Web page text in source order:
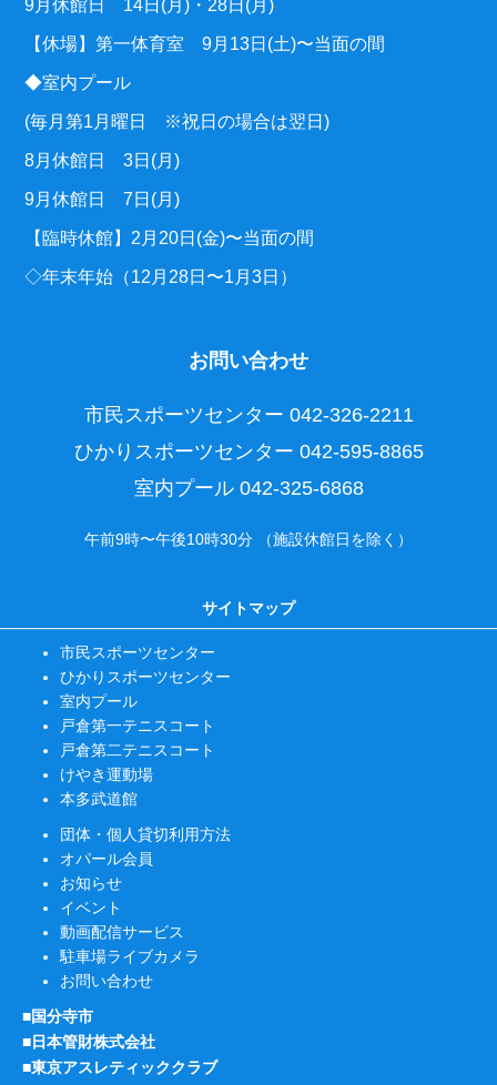
9月休館日 14日(月)・28日(月)
【休場】第一体育室 9月13日(土)〜当面の間
◆室内プール
(毎月第1月曜日 ※祝日の場合は翌日)
8月休館日 3日(月)
9月休館日 7日(月)
【臨時休館】2月20日(金)〜当面の間
◇年末年始（12月28日〜1月3日）
お問い合わせ
市民スポーツセンター 042-326-2211
ひかりスポーツセンター 042-595-8865
室内プール 042-325-6868
午前9時〜午後10時30分 （施設休館日を除く）
サイトマップ
市民スポーツセンター
ひかりスポーツセンター
室内プール
戸倉第一テニスコート
戸倉第二テニスコート
けやき運動場
本多武道館
団体・個人貸切利用方法
オパール会員
お知らせ
イベント
動画配信サービス
駐車場ライブカメラ
お問い合わせ
■国分寺市
■日本管財株式会社
■東京アスレティッククラブ